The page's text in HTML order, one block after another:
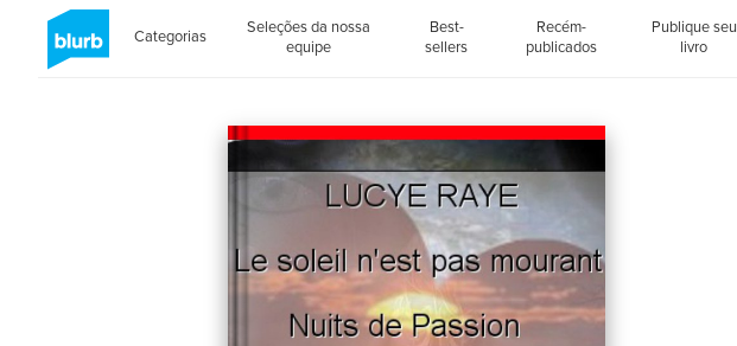
Categorias
Seleções da nossa
equipe
Best-
sellers
Recém-
publicados
Publique seu
livro